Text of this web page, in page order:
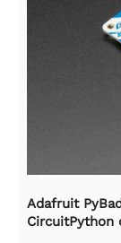
Adafruit
CircuitPython